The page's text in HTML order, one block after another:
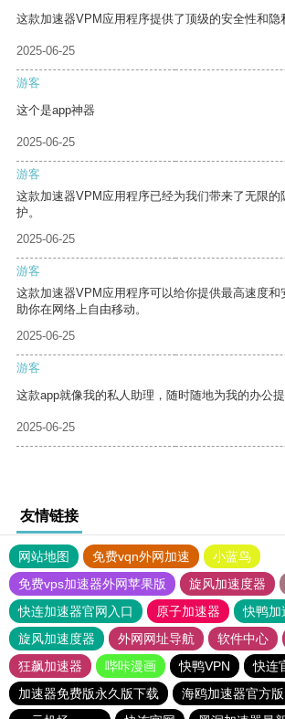
这款加速器VPM应用程序提供了顶级的安全性和隐
2025-06-25
游客
这个是app神器
2025-06-25
游客
这款加速器VPM应用程序已经为我们带来了无限的
护。
2025-06-25
游客
这款加速器VPM应用程序可以给你提供最高速度和
助你在网络上自由移动。
2025-06-25
游客
这款app就像我的私人助理，随时随地为我的办公提
2025-06-25
友情链接
网站地图 免费vqn外网加速
小蓝鸟
免费vps加速器外网苹果版
旋风加速度器
快连加速器官网入口
原子加速器
快鸭加
旋风加速度器
外网网址导航 软件中心
狂飙加速器
哔咔漫画 快鸭VPN
快连
加速器免费版永久版下载
海鸥加速器官方版